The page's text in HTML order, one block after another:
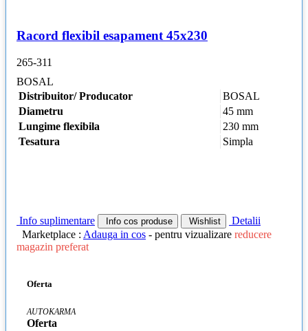
Racord flexibil esapament 45x230
265-311
BOSAL
Distribuitor/ Producator
BOSAL
Diametru
45 mm
Lungime flexibila
230 mm
Tesatura
Simpla
Info suplimentare Info cos produse Wishlist
Detalii
Marketplace : Adauga in cos - pentru vizualizare reducere
magazin preferat
Oferta
AUTOKARMA
Oferta